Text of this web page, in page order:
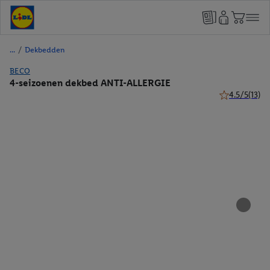
/ Dekbedden
BECO
4-seizoenen dekbed ANTI-ALLERGIE
4.5/5(13)